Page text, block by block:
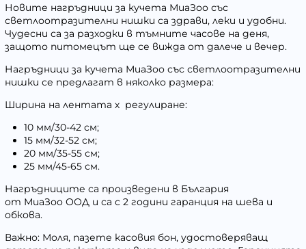
Новите нагръдници за кучета МиаЗоо със
светлоотразителни нишки са здрави, леки и удобни.
Чудесни са за разходки в тъмните часове на деня,
защото питомецът ще се вижда от далече и вечер.
Нагръдници за кучета МиаЗоо със светлоотразителни
нишки се предлагат в няколко размера:
Ширина на лентата х регулиране:
10 мм/30-42 см;
15 мм/32-52 см;
20 мм/35-55 см;
25 мм/45-65 см.
Нагръдниците са произведени в България
от МиаЗоо ООД и сa с 2 години гаранция на шева и
обкова.
Важно: Моля, пазете касовия бон, удостоверяващ